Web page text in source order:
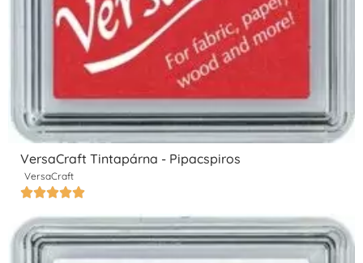
VersaCraft Tintapárna - Pipacspiros
VersaCraft
